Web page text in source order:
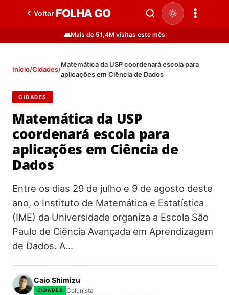
Voltar FOLHA GO
👥Mais de 51,4M visitas este mês
Início/Cidades/
Matemática da USP coordenará escola para
aplicações em Ciência de Dados
CIDADES
Matemática da USP
coordenará escola para
aplicações em Ciência de
Dados
Entre os dias 29 de julho e 9 de agosto deste
ano, o Instituto de Matemática e Estatística
(IME) da Universidade organiza a Escola São
Paulo de Ciência Avançada em Aprendizagem
de Dados. A…
Caio Shimizu
CIDADES
Colunista